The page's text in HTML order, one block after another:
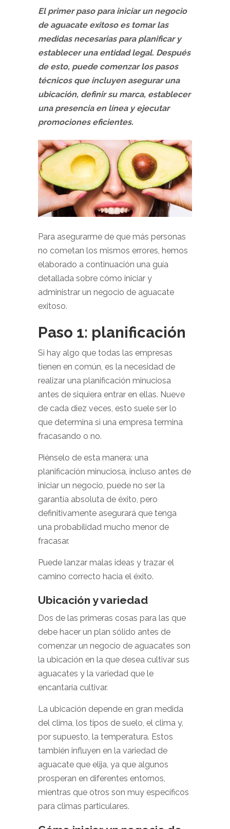
El primer paso para iniciar un negocio
de aguacate exitoso es tomar las
medidas necesarias para planificar y
establecer una entidad legal. Después
de esto, puede comenzar los pasos
técnicos que incluyen asegurar una
ubicación, definir su marca, establecer
una presencia en línea y ejecutar
promociones eficientes.
Para asegurarme de que más personas
no cometan los mismos errores, hemos
elaborado a continuación una guía
detallada sobre cómo iniciar y
administrar un negocio de aguacate
exitoso.
Paso 1: planificación
Si hay algo que todas las empresas
tienen en común, es la necesidad de
realizar una planificación minuciosa
antes de siquiera entrar en ellas. Nueve
de cada diez veces, esto suele ser lo
que determina si una empresa termina
fracasando o no.
Piénselo de esta manera: una
planificación minuciosa, incluso antes de
iniciar un negocio, puede no ser la
garantía absoluta de éxito, pero
definitivamente asegurará que tenga
una probabilidad mucho menor de
fracasar.
Puede lanzar malas ideas y trazar el
camino correcto hacia el éxito.
Ubicación y variedad
Dos de las primeras cosas para las que
debe hacer un plan sólido antes de
comenzar un negocio de aguacates son
la ubicación en la que desea cultivar sus
aguacates y la variedad que le
encantaría cultivar.
La ubicación depende en gran medida
del clima, los tipos de suelo, el clima y,
por supuesto, la temperatura. Estos
también influyen en la variedad de
aguacate que elija, ya que algunos
prosperan en diferentes entornos,
mientras que otros son muy específicos
para climas particulares.